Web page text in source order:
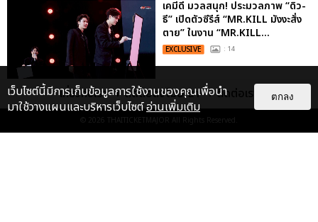
เคมีดี มวลสนุก! ประมวลภาพ “ดิว-
ธี” เปิดตัวซีรีส์ “MR.KILL มังงะสั่ง
ตาย” ในงาน “MR.KILL...
EXCLUSIVE : 14
ประมวลภาพค่ำคืนแห่งความทรงจำ
ของ ITZY และมิดจีไทย ในวันที่
หัวใจส่องสว่างไปพร้อมกัน
เกี่ยวกับเรา ติดต่อลงโฆษณา ติดต่อเรา
© 2026 THAITICKETMAJOR All Rights Reserved.
เว็บไซต์นี้มีการเก็บข้อมูลการใช้งานของคุณเพื่อนำ
มาใช้วางแผนและบริหารเว็บไซต์อ่านเพิ่มเติม
ตกลง